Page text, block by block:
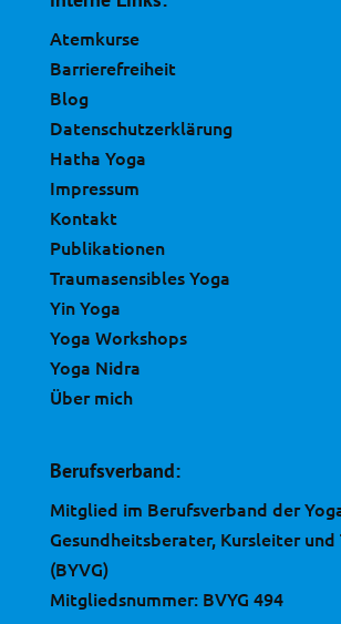
Atemkurse
Barrierefreiheit
Blog
Datenschutzerklärung
Hatha Yoga
Impressum
Kontakt
Publikationen
Traumasensibles Yoga
Yin Yoga
Yoga Workshops
Yoga Nidra
Über mich
Berufsverband:
Mitglied im Berufsverband der
Gesundheitsberater, Kursleiter
(BYVG)
Mitgliedsnummer: BVYG 494